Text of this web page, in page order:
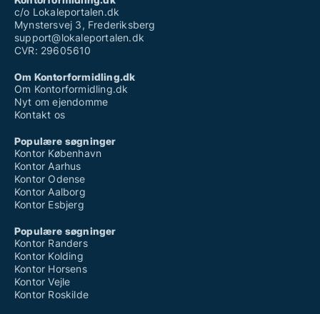
c/o Lokaleportalen.dk
Mynstersvej 3, Frederiksberg
support@lokaleportalen.dk
CVR: 29605610
Om Kontorformidling.dk
Om Kontorformidling.dk
Nyt om ejendomme
Kontakt os
Populære søgninger
Kontor København
Kontor Aarhus
Kontor Odense
Kontor Aalborg
Kontor Esbjerg
Populære søgninger
Kontor Randers
Kontor Kolding
Kontor Horsens
Kontor Vejle
Kontor Roskilde